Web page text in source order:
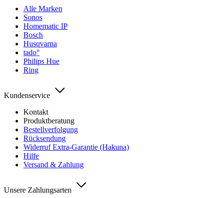
Alle Marken
Sonos
Homematic IP
Bosch
Husqvarna
tado°
Philips Hue
Ring
Kundenservice
Kontakt
Produktberatung
Bestellverfolgung
Rücksendung
Widerruf Extra-Garantie (Hakuna)
Hilfe
Versand & Zahlung
Unsere Zahlungsarten